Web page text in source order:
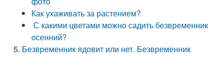
Как ухаживать за растением?
С какими цветами можно садить безвременник
осенний?
Безвременник ядовит или нет. Безвременник